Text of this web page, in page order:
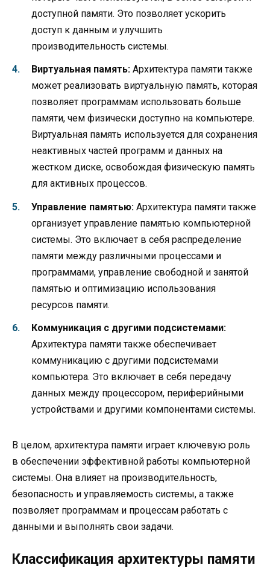
доступной памяти. Это позволяет ускорить
доступ к данным и улучшить
производительность системы.
Виртуальная память: Архитектура памяти также
может реализовать виртуальную память, которая
позволяет программам использовать больше
памяти, чем физически доступно на компьютере.
Виртуальная память используется для сохранения
неактивных частей программ и данных на
жестком диске, освобождая физическую память
для активных процессов.
Управление памятью: Архитектура памяти также
организует управление памятью компьютерной
системы. Это включает в себя распределение
памяти между различными процессами и
программами, управление свободной и занятой
памятью и оптимизацию использования
ресурсов памяти.
Коммуникация с другими подсистемами:
Архитектура памяти также обеспечивает
коммуникацию с другими подсистемами
компьютера. Это включает в себя передачу
данных между процессором, периферийными
устройствами и другими компонентами системы.
В целом, архитектура памяти играет ключевую роль
в обеспечении эффективной работы компьютерной
системы. Она влияет на производительность,
безопасность и управляемость системы, а также
позволяет программам и процессам работать с
данными и выполнять свои задачи.
Классификация архитектуры памяти